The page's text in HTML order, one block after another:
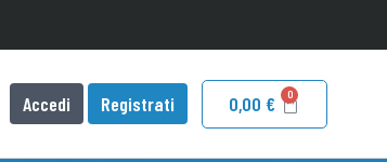
Accedi Registrati 0,00€